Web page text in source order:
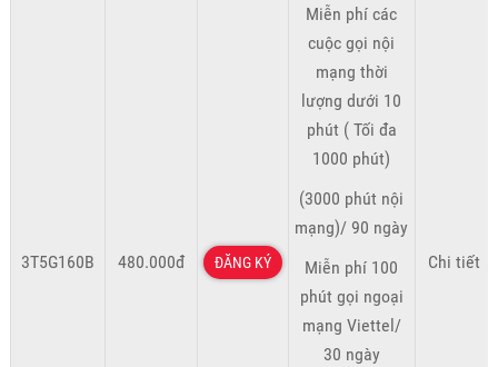
3T5G160B 480.000đ ĐĂNG KÝ
Miễn phí các
cuộc gọi nội
mạng thời
lượng dưới 10
phút ( Tối đa
1000 phút)
(3000 phút nội
mạng)/ 90 ngày
Miễn phí 100
phút gọi ngoại
mạng Viettel/
30 ngày
Chi tiết